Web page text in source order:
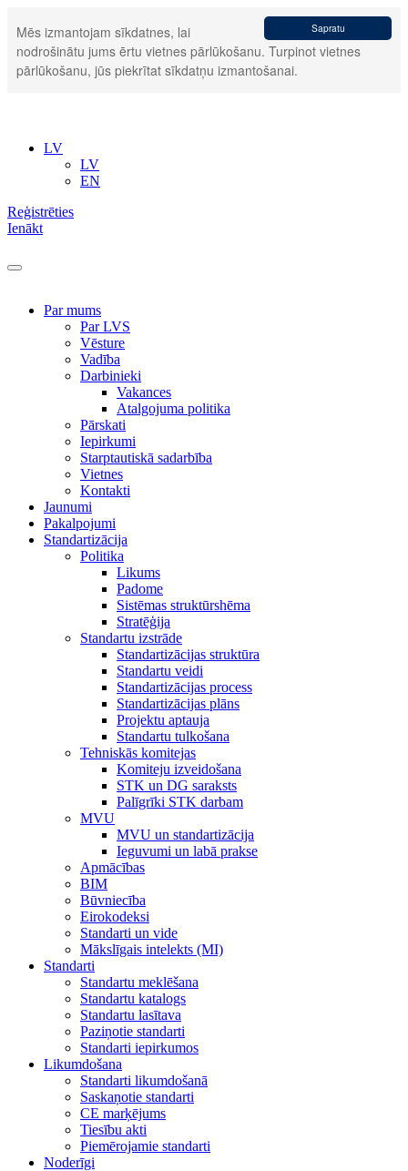
Sapratu
Mēs izmantojam sīkdatnes, lai
nodrošinātu jums ērtu vietnes pārlūkošanu. Turpinot vietnes
pārlūkošanu, jūs piekrītat sīkdatņu izmantošanai.
LV
LV
EN
Reģistrēties
Ienākt
Par mums
Par LVS
Vēsture
Vadība
Darbinieki
Vakances
Atalgojuma politika
Pārskati
Iepirkumi
Starptautiskā sadarbība
Vietnes
Kontakti
Jaunumi
Pakalpojumi
Standartizācija
Politika
Likums
Padome
Sistēmas struktūrshēma
Stratēģija
Standartu izstrāde
Standartizācijas struktūra
Standartu veidi
Standartizācijas process
Standartizācijas plāns
Projektu aptauja
Standartu tulkošana
Tehniskās komitejas
Komiteju izveidošana
STK un DG saraksts
Palīgrīki STK darbam
MVU
MVU un standartizācija
Ieguvumi un labā prakse
Apmācības
BIM
Būvniecība
Eirokodeksi
Standarti un vide
Mākslīgais intelekts (MI)
Standarti
Standartu meklēšana
Standartu katalogs
Standartu lasītava
Paziņotie standarti
Standarti iepirkumos
Likumdošana
Standarti likumdošanā
Saskaņotie standarti
CE marķējums
Tiesību akti
Piemērojamie standarti
Noderīgi